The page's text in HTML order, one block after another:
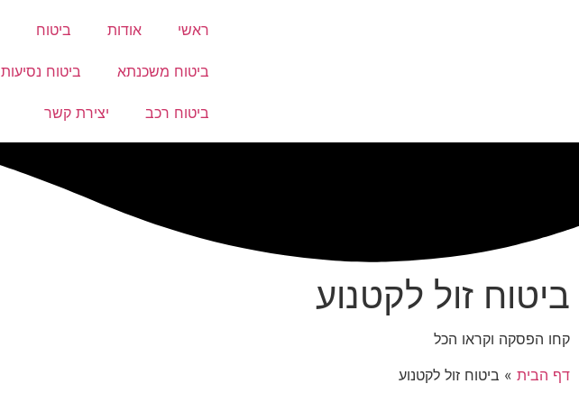
ראשי אודות ביטוח
ביטוח משכנתא ביטוח נסיעות
ביטוח רכב יצירת קשר
ביטוח זול לקטנוע
קחו הפסקה וקראו הכל
דף הבית » ביטוח זול לקטנוע